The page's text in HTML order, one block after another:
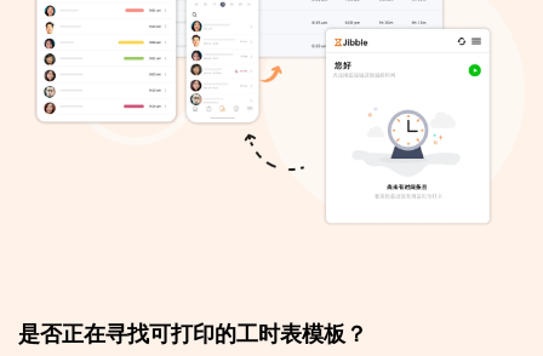
是否正在寻找可打印的工时表模板？